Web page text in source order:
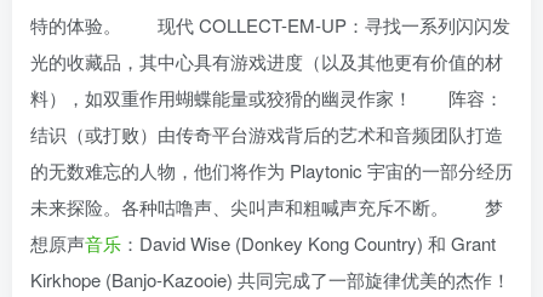
特的体验。 现代 COLLECT-EM-UP：寻找一系列闪闪发
光的收藏品，其中心具有游戏进度（以及其他更有价值的材
料），如双重作用蝴蝶能量或狡猾的幽灵作家！ 阵容：
结识（或打败）由传奇平台游戏背后的艺术和音频团队打造
的无数难忘的人物，他们将作为 Playtonic 宇宙的一部分经历
未来探险。各种咕噜声、尖叫声和粗喊声充斥不断。 梦
想原声音乐 ：David Wise (Donkey Kong Country) 和 Grant
Kirkhope (Banjo-Kazooie) 共同完成了一部旋律优美的杰作！